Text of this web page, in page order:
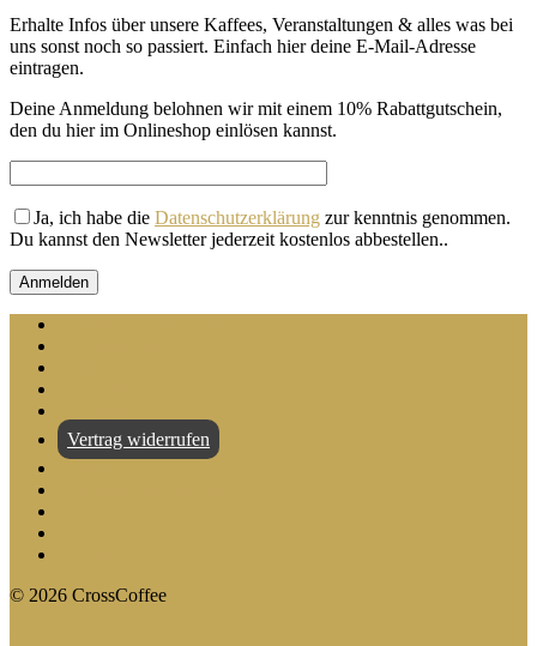
Erhalte Infos über unsere Kaffees, Veranstaltungen & alles was bei
uns sonst noch so passiert. Einfach hier deine E-Mail-Adresse
eintragen.
Deine Anmeldung belohnen wir mit einem 10% Rabattgutschein,
den du hier im Onlineshop einlösen kannst.
Ja, ich habe die Datenschutzerklärung zur kenntnis genommen.
Du kannst den Newsletter jederzeit kostenlos abbestellen..
Vertrag widerrufen
© 2026 CrossCoffee